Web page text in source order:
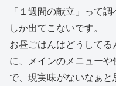
「１週間の献立」って
しか出てこないです。
お昼ごはんはどうして
に、メインのメニュー
で、現実味がないなぁ